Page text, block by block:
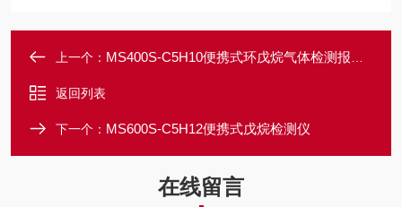
上一个： MS400S-C5H10便携式环戊烷气体检测报警仪
返回列表
下一个： MS600S-C5H12便携式戊烷检测仪
在线留言